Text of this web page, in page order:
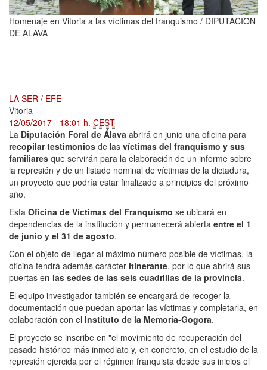
Homenaje en Vitoria a las víctimas del franquismo / DIPUTACION
DE ALAVA
LA SER / EFE
Vitoria
12/05/2017 - 18:01 h. CEST
La Diputación Foral de Álava abrirá en junio una oficina para
recopilar testimonios de las víctimas del franquismo y sus
familiares que servirán para la elaboración de un informe sobre
la represión y de un listado nominal de víctimas de la dictadura,
un proyecto que podría estar finalizado a principios del próximo
año.
Esta Oficina de Víctimas del Franquismo se ubicará en
dependencias de la institución y permanecerá abierta entre el 1
de junio y el 31 de agosto.
Con el objeto de llegar al máximo número posible de víctimas, la
oficina tendrá además carácter itinerante, por lo que abrirá sus
puertas en las sedes de las seis cuadrillas de la provincia.
El equipo investigador también se encargará de recoger la
documentación que puedan aportar las víctimas y completarla, en
colaboración con el Instituto de la Memoria-Gogora.
El proyecto se inscribe en "el movimiento de recuperación del
pasado histórico más inmediato y, en concreto, en el estudio de la
represión ejercida por el régimen franquista desde sus inicios el